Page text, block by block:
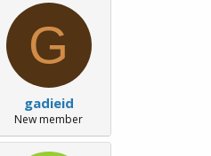
G
gadieid
New member